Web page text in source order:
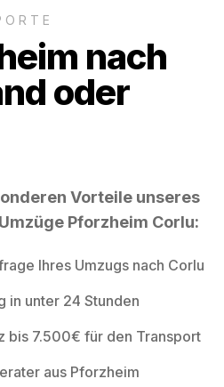
nach
oder
Vorteile unseres
Pforzheim Corlu:
Ihres Umzugs nach Corlu
in unter 24 Stunden
bis 7.500€ für den Transport
aus Pforzheim